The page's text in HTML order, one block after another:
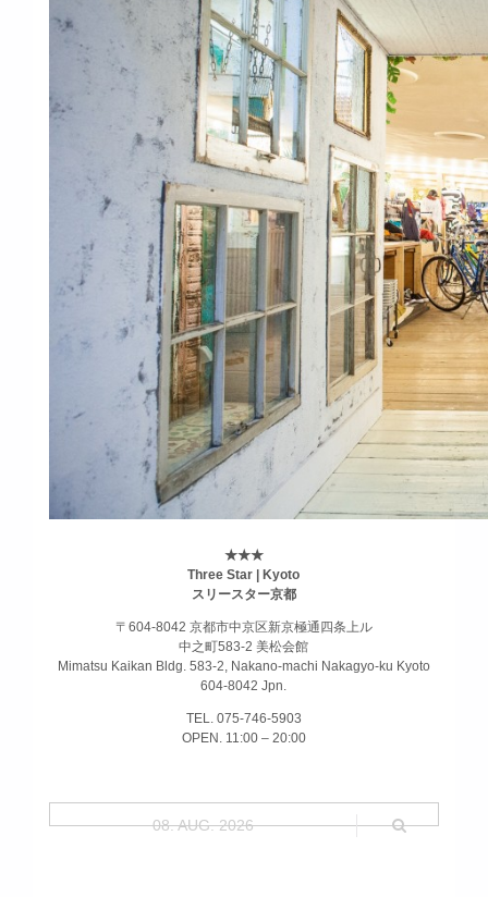
★★★
Three Star | Kyoto
スリースター京都
〒604-8042 京都市中京区新京極通四条上ル
中之町583-2 美松会館
Mimatsu Kaikan Bldg. 583-2, Nakano-machi Nakagyo-ku Kyoto
604-8042 Jpn.
TEL. 075-746-5903
OPEN. 11:00 – 20:00
08. AUG. 2026